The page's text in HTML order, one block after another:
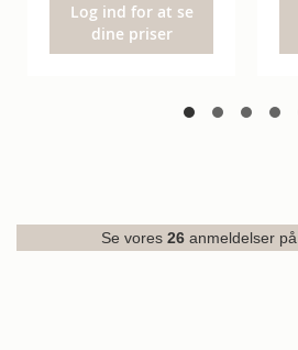
Log ind for at se
dine priser
Se vores 26anmeldelser på